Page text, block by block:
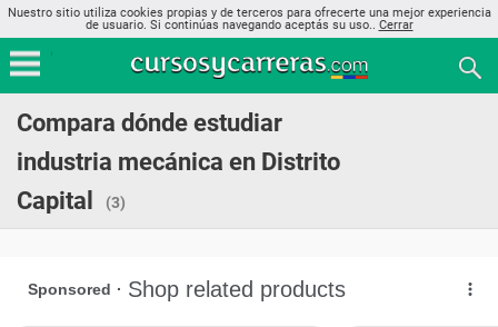
Nuestro sitio utiliza cookies propias y de terceros para ofrecerte una mejor experiencia
de usuario. Si continúas navegando aceptás su uso.. Cerrar
Compara dónde estudiar
industria mecánica en Distrito
Capital
(3)